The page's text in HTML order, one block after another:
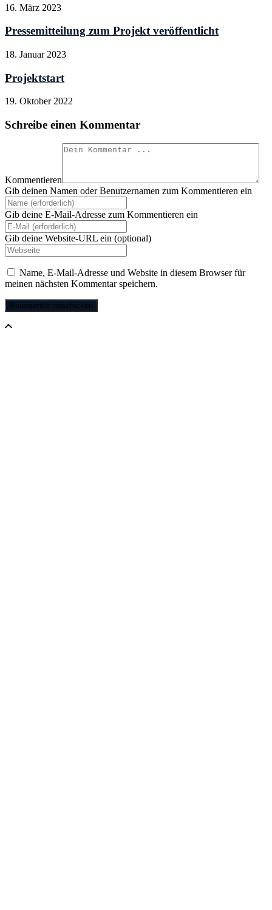
16. März 2023
Pressemitteilung zum Projekt veröffentlicht
18. Januar 2023
Projektstart
19. Oktober 2022
Schreibe einen Kommentar
Kommentieren
Gib deinen Namen oder Benutzernamen zum Kommentieren ein
Gib deine E-Mail-Adresse zum Kommentieren ein
Gib deine Website-URL ein (optional)
Name, E-Mail-Adresse und Website in diesem Browser für
meinen nächsten Kommentar speichern.